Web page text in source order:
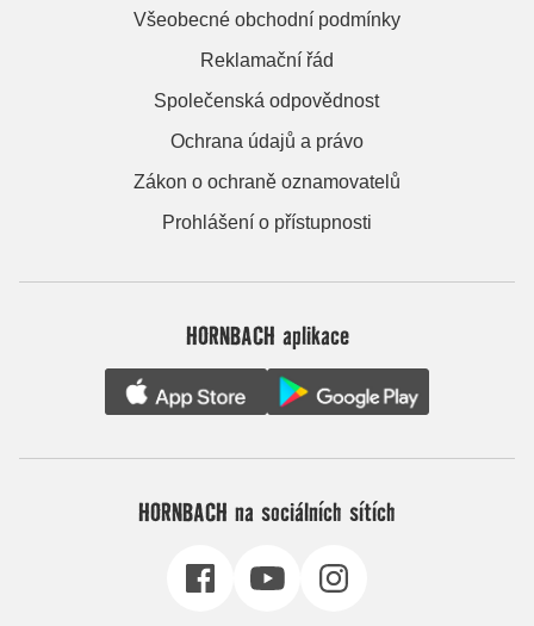
Všeobecné obchodní podmínky
Reklamační řád
Společenská odpovědnost
Ochrana údajů a právo
Zákon o ochraně oznamovatelů
Prohlášení o přístupnosti
HORNBACH aplikace
HORNBACH na sociálních sítích